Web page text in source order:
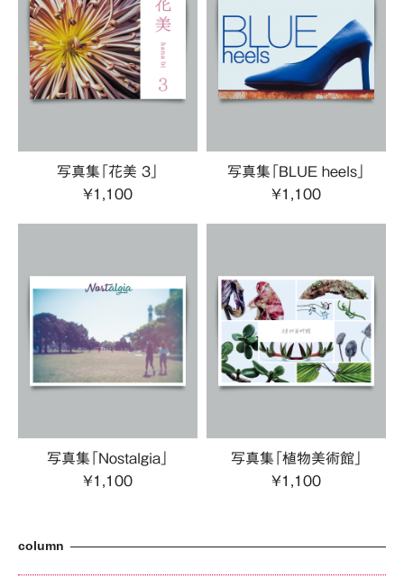
写真集「花美 3」
¥1,100
写真集「BLUE heels」
¥1,100
写真集「Nostalgia」
¥1,100
写真集「植物美術館」
¥1,100
column